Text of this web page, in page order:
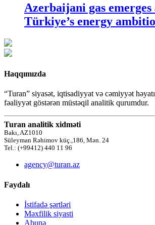
Azerbaijani gas emerges
Türkiye’s energy
Haqqımızda
“Turan” siyasət, iqtisadiyyat və cəmiyyət
fəaliyyət göstərən müstəqil analitik qurumdur.
Turan analitik xidməti
Bakı, AZ1010
Süleyman Rəhimov küç.,186, Mən. 24
Tel.: (+99412) 440 11 96
agency@turan.az
Faydalı
İstifadə şərtləri
Məxfilik siyasti
Abunə